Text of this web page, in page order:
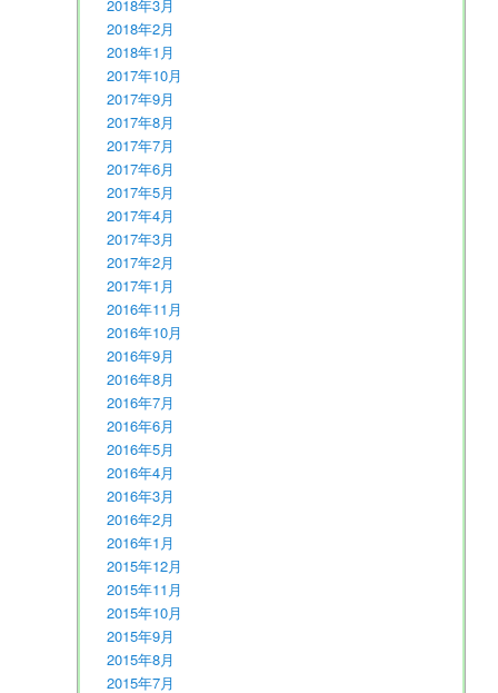
2018年3月
2018年2月
2018年1月
2017年10月
2017年9月
2017年8月
2017年7月
2017年6月
2017年5月
2017年4月
2017年3月
2017年2月
2017年1月
2016年11月
2016年10月
2016年9月
2016年8月
2016年7月
2016年6月
2016年5月
2016年4月
2016年3月
2016年2月
2016年1月
2015年12月
2015年11月
2015年10月
2015年9月
2015年8月
2015年7月